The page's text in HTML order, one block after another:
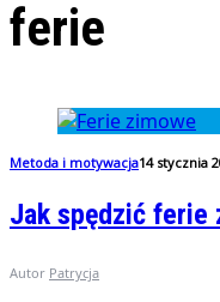
ferie
Metoda i motywacja14 stycznia
Jak spędzić ferie
Autor Patrycja